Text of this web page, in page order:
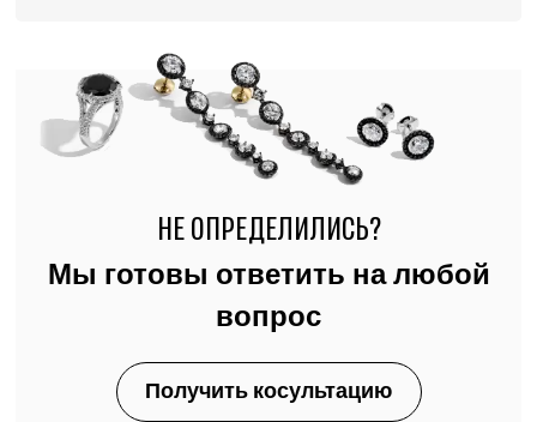
НЕ ОПРЕДЕЛИЛИСЬ?
Мы готовы ответить на любой
вопрос
Получить косультацию